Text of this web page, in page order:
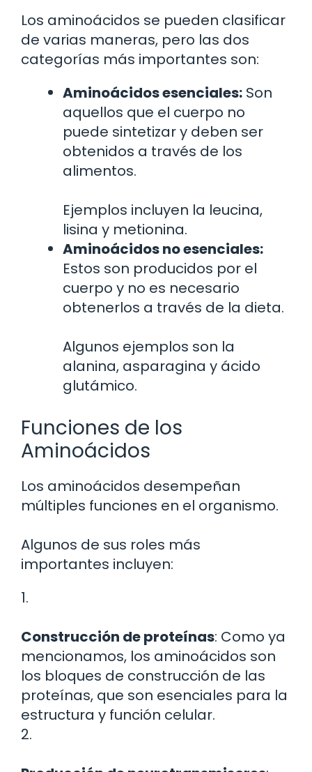
Los aminoácidos se pueden clasificar
de varias maneras, pero las dos
categorías más importantes son:
Aminoácidos esenciales: Son
aquellos que el cuerpo no
puede sintetizar y deben ser
obtenidos a través de los
alimentos.
Ejemplos incluyen la leucina,
lisina y metionina.
Aminoácidos no esenciales:
Estos son producidos por el
cuerpo y no es necesario
obtenerlos a través de la dieta.
Algunos ejemplos son la
alanina, asparagina y ácido
glutámico.
Funciones de los
Aminoácidos
Los aminoácidos desempeñan
múltiples funciones en el organismo.
Algunos de sus roles más
importantes incluyen:
1.
Construcción de proteínas: Como ya
mencionamos, los aminoácidos son
los bloques de construcción de las
proteínas, que son esenciales para la
estructura y función celular.
2.